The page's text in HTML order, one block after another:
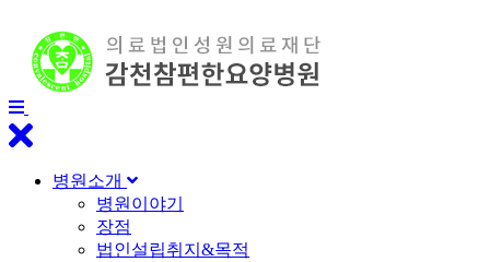
병원소개
병원이야기
장점
법인설립취지&목적